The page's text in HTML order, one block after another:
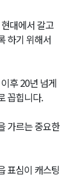
대에서 갈고
하기 위해서
후 20년 넘게
꼽힙니다.
가르는 중요한
표심이 캐스팅